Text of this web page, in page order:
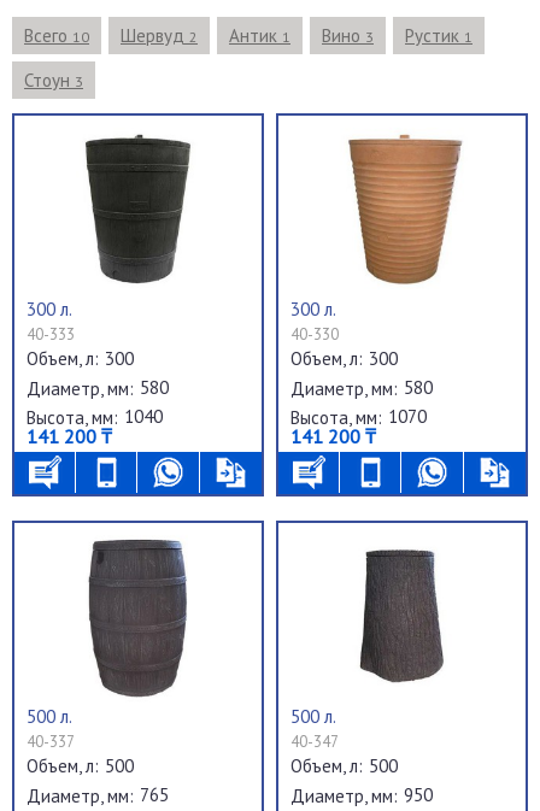
Всего 10 Шервуд 2 Антик 1 Вино 3 Рустик 1
Стоун 3
300 л.
40-333
Объем, л: 300
Диаметр, мм: 580
Высота, мм: 1040
141 200 ₸
300 л.
40-330
Объем, л: 300
Диаметр, мм: 580
Высота, мм: 1070
141 200 ₸
500 л.
40-337
Объем, л: 500
Диаметр, мм: 765
500 л.
40-347
Объем, л: 500
Диаметр, мм: 950